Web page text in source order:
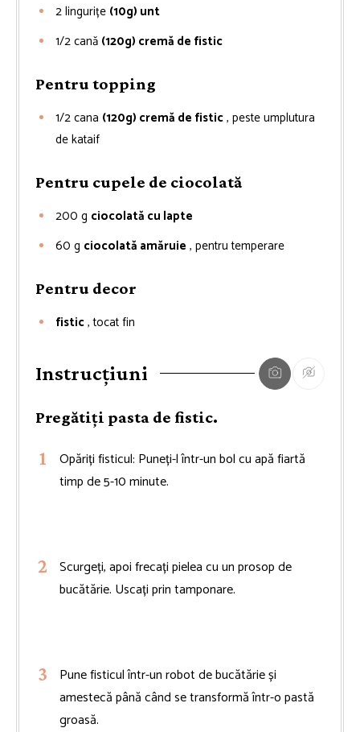
2lingurițe (10g) unt
1/2cană (120g) cremă de fistic
Pentru topping
1/2cana (120g) cremă de fistic, peste umplutura
de kataif
Pentru cupele de ciocolată
200 g ciocolată cu lapte
60 g ciocolată amăruie , pentru temperare
Pentru decor
fistic, tocat fin
Instrucțiuni
Pregătiți pasta de fistic.
Opăriți fisticul: Puneți-l într-un bol cu apă fiartă
timp de 5-10 minute.
Scurgeți, apoi frecați pielea cu un prosop de
bucătărie. Uscați prin tamponare.
Pune fisticul într-un robot de bucătărie și
amestecă până când se transformă într-o pastă
groasă.